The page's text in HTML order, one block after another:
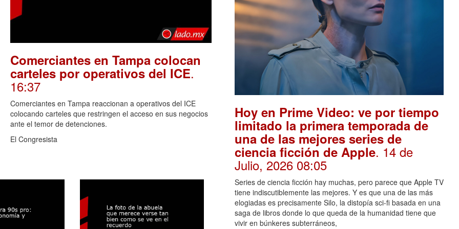
Comerciantes en Tampa colocan
carteles por operativos del ICE.
16:37
Comerciantes en Tampa reaccionan a operativos del ICE
colocando carteles que restringen el acceso en sus negocios
ante el temor de detenciones.
El Congresista
Hoy en Prime Video: ve por tiempo
limitado la primera temporada de
una de las mejores series de
ciencia ficción de Apple. 14 de
Julio, 2026 08:05
Series de ciencia ficción hay muchas, pero parece que Apple TV
tiene indiscutiblemente las mejores. Y es que una de las más
elogiadas es precisamente Silo, la distopía sci-fi basada en una
saga de libros donde lo que queda de la humanidad tiene que
vivir en búnkeres subterráneos,